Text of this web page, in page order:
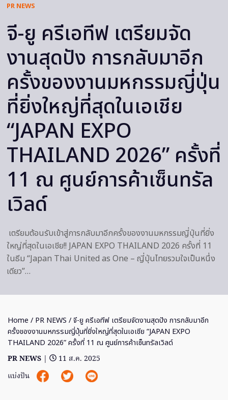
PR NEWS
จี-ยู ครีเอทีฟ เตรียมจัด
งานสุดปัง การกลับมาอีก
ครั้งของงานมหกรรมญี่ปุ่น
ที่ยิ่งใหญ่ที่สุดในเอเชีย
“JAPAN EXPO
THAILAND 2026” ครั้งที่
11 ณ ศูนย์การค้าเซ็นทรัล
เวิลด์
เตรียมต้อนรับเข้าสู่การกลับมาอีกครั้งของงานมหกรรมญี่ปุ่นที่ยิ่ง
ใหญ่ที่สุดในเอเชีย!! JAPAN EXPO THAILAND 2026 ครั้งที่ 11
ในธีม “Japan Thai United as One – ญี่ปุ่นไทยรวมใจเป็นหนึ่ง
เดียว”…
Home / PR NEWS / จี-ยู ครีเอทีฟ เตรียมจัดงานสุดปัง การกลับมาอีก
ครั้งของงานมหกรรมญี่ปุ่นที่ยิ่งใหญ่ที่สุดในเอเชีย “JAPAN EXPO
THAILAND 2026” ครั้งที่ 11 ณ ศูนย์การค้าเซ็นทรัลเวิลด์
PR NEWS |
11 ส.ค. 2025
แบ่งปัน